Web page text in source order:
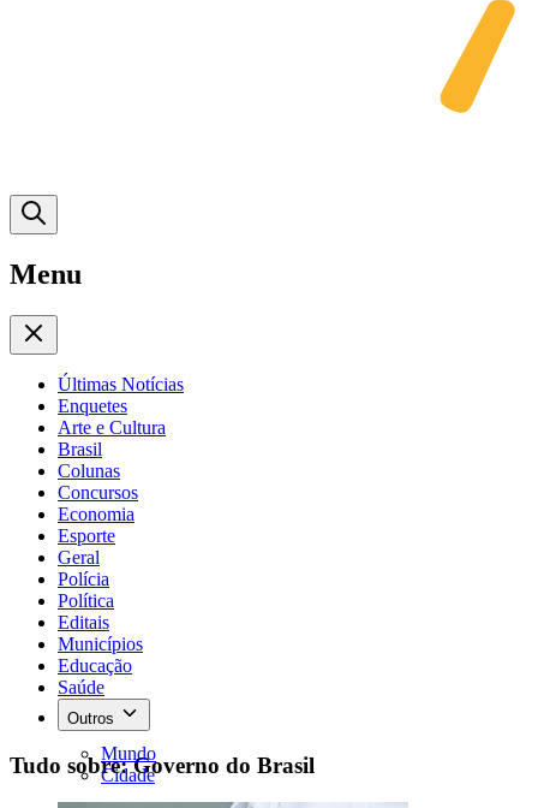
Menu
Últimas Notícias
Enquetes
Arte e Cultura
Brasil
Colunas
Concursos
Economia
Esporte
Geral
Polícia
Política
Editais
Municípios
Educação
Saúde
Outros
Mundo
Cidade
Tudo sobre: Governo do Brasil